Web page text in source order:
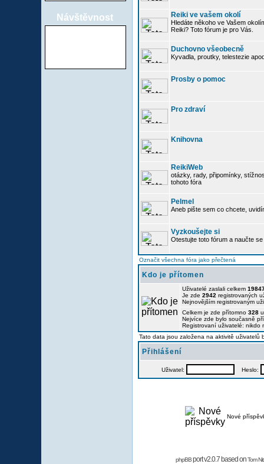
Návštěvnost Reiki ve vašem okolí
Hledáte někoho ve Vašem
Reiki? Toto fórum je pro Vás.
Duchovno všeobecně
Kyvadla, proutky, telestezie
Prosby o pomoc
Pro zdraví
Knihovna
ReikiWeb
otázky, rady, připomínky,
tohoto fóra
Pelmel
Aneb pište sem co chcete,
Vyzkoušejte si
Otestujte toto fórum a naučte
Označit všechna fóra jako přečtená
Kdo je přítomen
Uživatelé zaslali celkem
Je zde 2942 registrovaných
Nejnovějším registrovaným
Celkem je zde přítomno 328
Nejvíce zde bylo současně
Registrovaní uživatelé: nikdo
Tato data jsou založena na aktivitě uživatelů
Přihlášení
Uživatel: Heslo:
Nové
phpBBport v2.0.7 based onTom